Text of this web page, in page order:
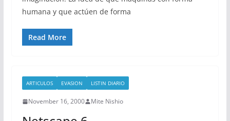
humana y que actúen de forma
Read More
ARTICULOS EVASION LISTIN DIARIO
November 16, 2000 Mite Nishio